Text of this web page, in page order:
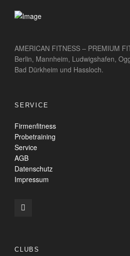
AMERICAN FITNESS – PREMIUM
Berlin, Mannheim, Ludwigshafen,
Bad Dürkheim und Hassloch.
SERVICE
Firmenfitness
Probetraining
Service
AGB
Datenschutz
Impressum
CLUBS